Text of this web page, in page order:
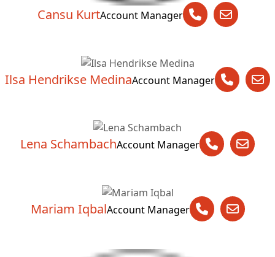
Cansu KurtAccount Manager
Ilsa Hendrikse MedinaAccount Manager
Lena SchambachAccount Manager
Mariam IqbalAccount Manager